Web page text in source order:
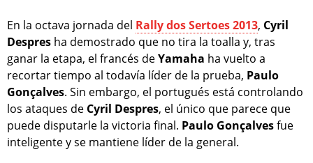
En la octava jornada del Rally dos Sertoes 2013, Cyril
Despres ha demostrado que no tira la toalla y, tras
ganar la etapa, el francés deYamaha ha vuelto a
recortar tiempo al todavía líder de la prueba, Paulo
Gonçalves. Sin embargo, el portugués está controlando
los ataques de Cyril Despres, el único que parece que
puede disputarle la victoria final. Paulo Gonçalvesfue
inteligente y se mantiene líder de la general.